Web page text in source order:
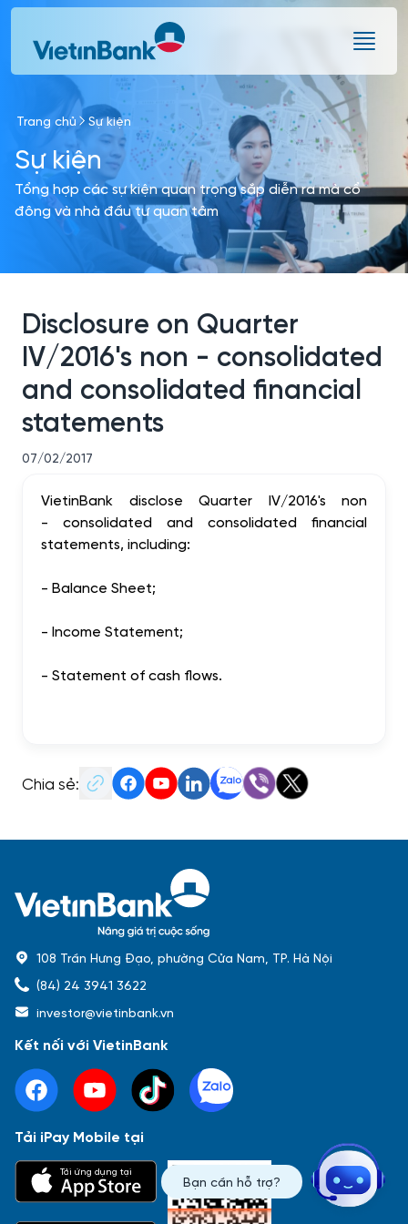
Skip to Main Content
Báo cáo tài chính Thông tin giao dịch
Công bố thông tin Sự kiện
Trang chủ Sự kiện
Sự kiện
Tổng hợp các sự kiện quan trọng sắp diễn ra mà cổ
đông và nhà đầu tư quan tâm
Disclosure on Quarter
IV/2016's non - consolidated
and consolidated financial
statements
07/02/2017
VietinBank disclose Quarter IV/2016's non
- consolidated and consolidated
financial
statements, including:
- Balance Sheet;
- Income Statement;
- Statement of cash flows.
Chia sẻ:
Bạn cần hỗ trợ?
108 Trần Hưng Đạo, phường Cửa Nam, TP. Hà Nội
(84) 24 3941 3622
investor@vietinbank.vn
Kết nối với VietinBank
Tải iPay Mobile tại
Tải ứng dụng tại